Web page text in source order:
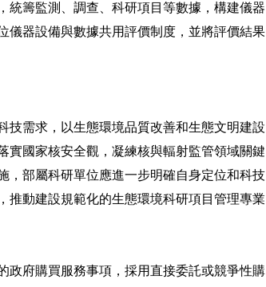
籌監測、調查、科研項目等數據，構建儀器
儀器設備與數據共用評價制度，並將評價結果
需求，以生態環境品質改善和生態文明建設
實國家核安全觀，凝練核與輻射監管領域關鍵
，部屬科研單位應進一步明確自身定位和科技
推動建設規範化的生態環境科研項目管理專業
府購買服務事項，採用直接委託或競爭性購